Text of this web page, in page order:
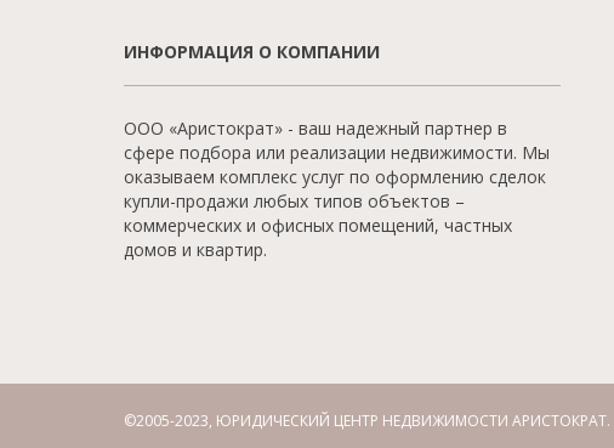
ИНФОРМАЦИЯ О КОМПАНИИ
ООО «Аристократ» - ваш надежный партнер в
сфере подбора или реализации недвижимости. Мы
оказываем комплекс услуг по оформлению сделок
купли-продажи любых типов объектов –
коммерческих и офисных помещений, частных
домов и квартир.
©2005-2023, ЮРИДИЧЕСКИЙ ЦЕНТР НЕДВИЖИМОСТИ АРИСТОКРАТ.